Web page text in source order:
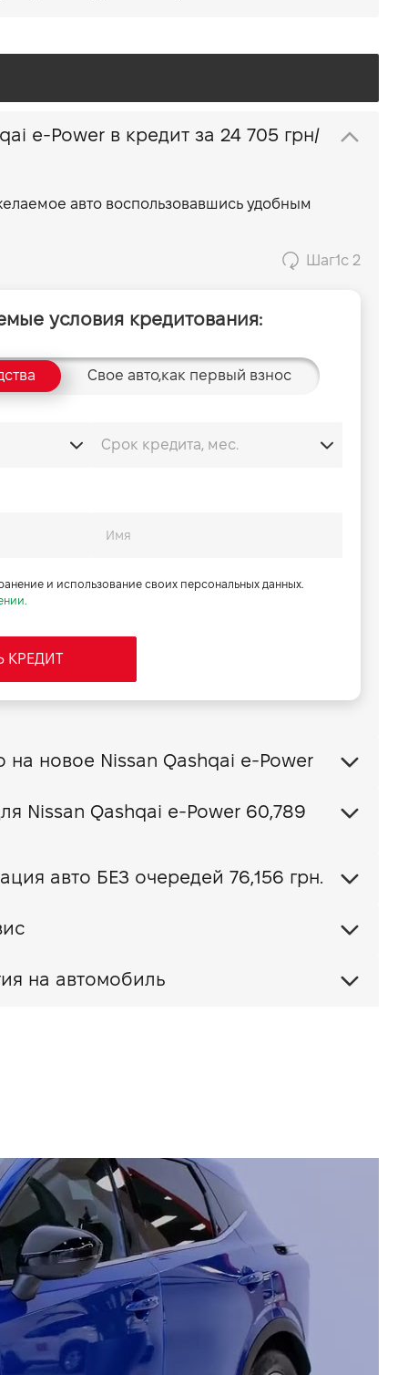
Купить Nissan Qashqai e-Power в кредит за 24 705 грн/
авто воспользовавшись удобным
Шаг1с 2
условия кредитования:
Свое авто,как первый взнос
и использование своих персональных данных.
КРЕДИТ
Обменять свое авто на новое Nissan Qashqai e-Power
Ваш пакет КАСКО для Nissan Qashqai e-Power 60,789
авто БЕЗ очередей 76,156 грн.
на автомобиль